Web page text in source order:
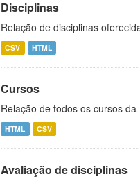
Disciplinas
Relação de disciplinas
CSV HTML
Cursos
Relação de todos os cursos da
HTML CSV
Avaliação de disciplinas